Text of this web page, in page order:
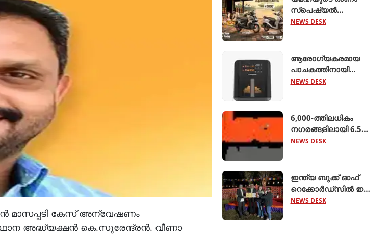
മാസപ്പടി കേസ് അന്വേഷണം
അദ്ധ്യക്ഷൻ കെ.സുരേന്ദ്രൻ. വീണാ
സ്പെഷ്യൽ
ഓഫറുകൾ
ഹൈബ്രിഡ്
സ്കൂട്ടറുകൾ
എന്നിവയ്ക്ക്
ആനുകൂല്യങ്ങളു
NEWS DESK
ആരോഗ്യകരമായ
പാചകത്തിനായി
'അമിയോ എഡ്ജ് 5
ക്രോംപ്റ്റൺ
NEWS DESK
6,000-ത്തിലധികം
നഗരങ്ങളിലായി 6.5
ലക്ഷം റൂട്ടുകളെ
NEWS DESK
ഇന്ത്യ ബുക്ക് ഓഫ്
റെക്കോര്‍ഡ്‌സില്‍ ഇടം
നേടി നിസ്സാന്‍ ‍ടെക്ടൺ
NEWS DESK